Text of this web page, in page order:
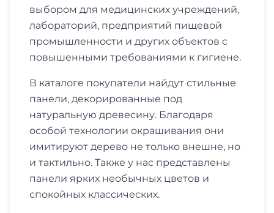
выбором для медицинских учреждений,
лабораторий, предприятий пищевой
промышленности и других объектов с
повышенными требованиями к гигиене.
В каталоге покупатели найдут стильные
панели, декорированные под
натуральную древесину. Благодаря
особой технологии окрашивания они
имитируют дерево не только внешне, но
и тактильно. Также у нас представлены
панели ярких необычных цветов и
спокойных классических.